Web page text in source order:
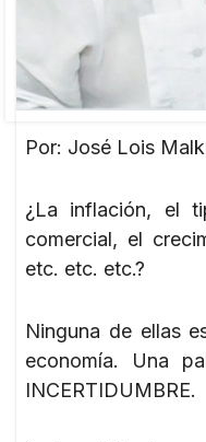
Por: José Lois
¿La inflación, el
comercial, el
etc. etc. etc.?
Ninguna de ellas
economía. Una
INCERTIDUMBRE.